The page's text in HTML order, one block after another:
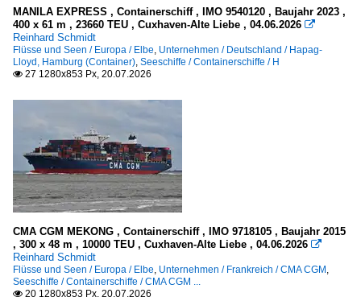
NEU - diverse Nordsee-Orte
SH - Schleswigsch-Heiligenhafen
Niederlande
UK - Urk
Polen
alle
Portugal
alle
Flüsse und Seen
MANILA EXPRESS , Containerschiff , IMO 9540120 , Baujahr 2023 ,
400 x 61 m , 23660 TEU , Cuxhaven-Alte Liebe , 04.06.2026 
Reinhard Schmidt
Flüsse und Seen / Europa / Elbe, Unternehmen / Deutschland / Hapag-
Lloyd, Hamburg (Container), Seeschiffe / Containerschiffe / H
 27 1280x853 Px, 20.07.2026
CMA CGM MEKONG , Containerschiff , IMO 9718105 , Baujahr 2015
, 300 x 48 m , 10000 TEU , Cuxhaven-Alte Liebe , 04.06.2026 
Reinhard Schmidt
Flüsse und Seen / Europa / Elbe, Unternehmen / Frankreich / CMA CGM ,
Seeschiffe / Containerschiffe / CMA CGM ...
 20 1280x853 Px, 20.07.2026